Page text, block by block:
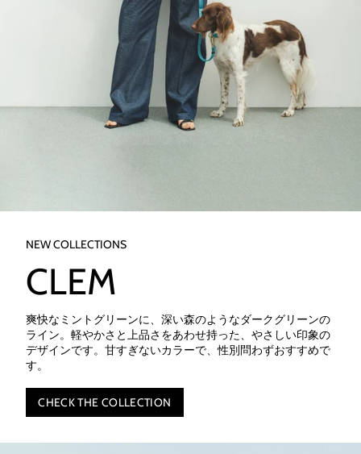
NEW COLLECTIONS
CLEM
爽快なミントグリーンに、深い森のようなダークグリーンの
ライン。軽やかさと上品さをあわせ持った、やさしい印象の
デザインです。甘すぎないカラーで、性別問わずおすすめで
す。
CHECK THE COLLECTION